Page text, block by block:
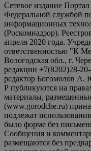
Сетевое издание
Федеральной службой
информационных
(Роскомнадзор).
апреля 2020 года.
ответственностью "К
Вологодская обл., г.
редакции +7(8202)28-
редактор Богомолов А.
Р публикуются на
материалы,
(www.gorodche.ru)
подлежат
было форме без
Сообщения и
размещаются без